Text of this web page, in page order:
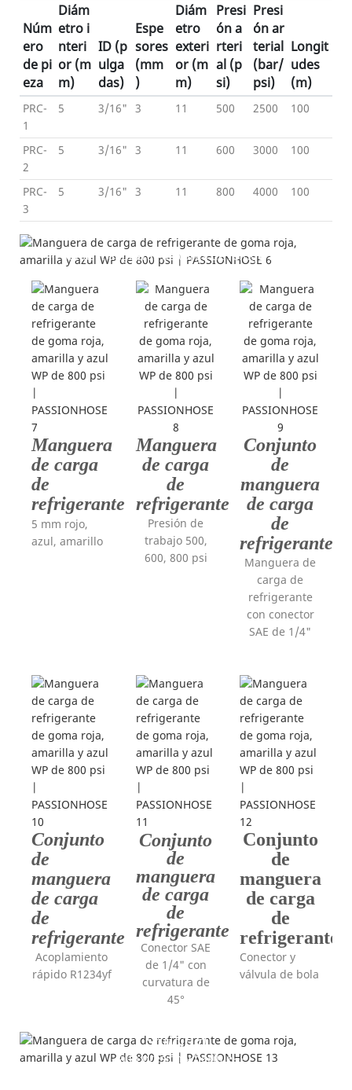
Núm
ero
de pi
eza
Diám
etro i
nteri
or (m
m)
ID (p
ulga
das)
Espe
sores
(mm
)
Diám
etro
exteri
or (m
m)
Presi
ón a
rteri
al (p
si)
Presi
ón ar
terial
(bar/
psi)
Longit
udes
(m)
PRC-
1
5 3/16" 3 11 500 2500 100
PRC-
2
5 3/16" 3 11 600 3000 100
PRC-
3
5 3/16" 3 11 800 4000 100
---Varias mangueras de carga de refrigerante--
Manguera
de carga
de
refrigerante
5 mm rojo,
azul, amarillo
Manguera
de carga
de
refrigerante
Presión de
trabajo 500,
600, 800 psi
Conjunto
de
manguera
de carga
de
refrigerante
Manguera de
carga de
refrigerante
con conector
SAE de 1/4"
Conjunto
de
manguera
de carga
de
refrigerante
Acoplamiento
rápido R1234yf
Conjunto
de
manguera
de carga
de
refrigerante
Conector SAE
de 1/4" con
curvatura de
45°
Conjunto
de
manguera
de carga
de
refrigerante
Conector y
válvula de bola
Solicitud
---alta presión y flexible---